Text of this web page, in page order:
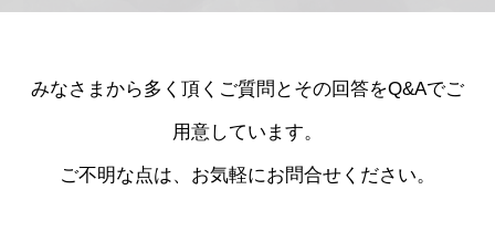
みなさまから多く頂くご質問とその回答をQ&Aでご
用意しています。
ご不明な点は、お気軽にお問合せください。